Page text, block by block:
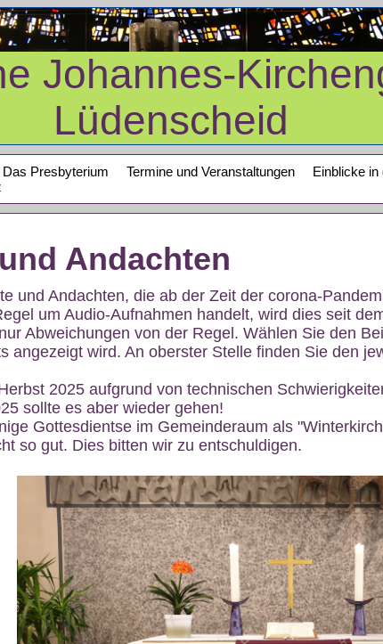
Johannes-
Lüdenscheid
Das Presbyterium Termine und Veranstaltungen Einblicke in
Andachten
und Andachten, die ab der Zeit der corona-
um Audio-Aufnahmen handelt, wird dies seit
Abweichungen von der Regel. Wählen Sie den
angezeigt wird. An oberster Stelle finden Sie den
2025 aufgrund von technischen
sollte es aber wieder gehen!
Gottesdientse im Gemeinderaum als
so gut. Dies bitten wir zu entschuldigen.